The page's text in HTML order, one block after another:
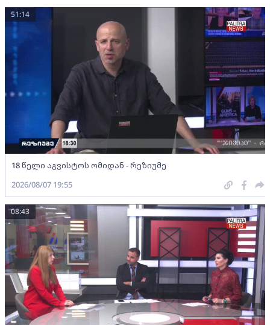
18 წელი აგვისტოს ომიდან - რეზიუმე
51:14
2026/08/07 19:55
08:43